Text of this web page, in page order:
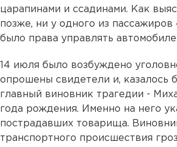
царапинами и ссадинами. Как
позже, ни у одного из пассажиров
было права управлять
14 июля было возбуждено
опрошены свидетели и, казалось
главный виновник трагедии -
года рождения. Именно на него
пострадавших товарища.
транспортного происшествия